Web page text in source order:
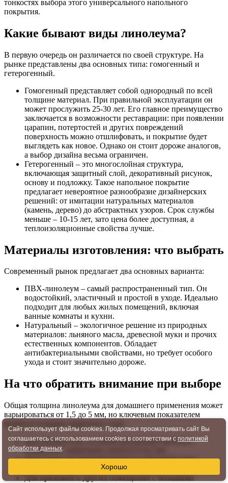
тонкостях выбора этого универсального напольного
покрытия.
Какие бывают виды линолеума?
В первую очередь он различается по своей структуре. На
рынке представлены два основных типа: гомогенный и
гетерогенный.
Гомогенный представляет собой однородный по всей
толщине материал. При правильной эксплуатации он
может прослужить 25-30 лет. Его главное преимущество
заключается в возможности реставрации: при появлении
царапин, потертостей и других повреждений
поверхность можно отшлифовать, и покрытие будет
выглядеть как новое. Однако он стоит дороже аналогов,
а выбор дизайна весьма ограничен.
Гетерогенный – это многослойная структура,
включающая защитный слой, декоративный рисунок,
основу и подложку. Такое напольное покрытие
предлагает невероятное разнообразие дизайнерских
решений: от имитации натуральных материалов
(камень, дерево) до абстрактных узоров. Срок службы
меньше – 10-15 лет, зато цена более доступная, а
теплоизоляционные свойства лучше.
Материалы изготовления: что выбрать
Современный рынок предлагает два основных варианта:
ПВХ-линолеум – самый распространенный тип. Он
водостойкий, эластичный и простой в уходе. Идеально
подходит для любых жилых помещений, включая
ванные комнаты и кухни.
Натуральный – экологичное решение из природных
материалов: льняного масла, древесной муки и прочих
естественных компонентов. Обладает
антибактериальными свойствами, но требует особого
ухода и стоит значительно дороже.
На что обратить внимание при выборе
Общая толщина линолеума для домашнего применения может
варьироваться от 1,5 до 5 мм, но ключевым показателем
Для спальни или гостиной достаточно бытового
покрытия с защитным слоем 0,15-0,3 мм
Для кухни или детской комнаты в большой семье
рекомендуется полукоммерческий вариант (0,4-0,7 мм)
Для прихожей и других помещений с большими
Сайт использует файлы cookies. Продолжая просматривать сайт Вы
соглашаетесь с использованием cookies в соответствии с политикой
обработки данных.
Хорошо